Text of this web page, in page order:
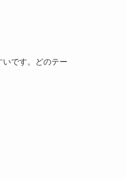
です。どのテー